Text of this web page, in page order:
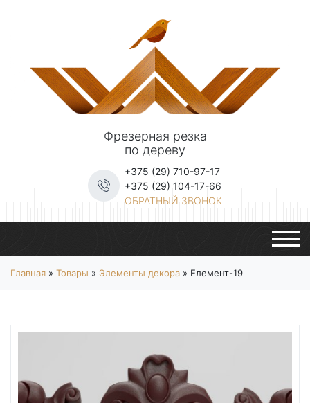
Фрезерная резка
по дереву
+375 (29) 710-97-17
+375 (29) 104-17-66
ОБРАТНЫЙ ЗВОНОК
Главная » Товары » Элементы декора » Елемент-19